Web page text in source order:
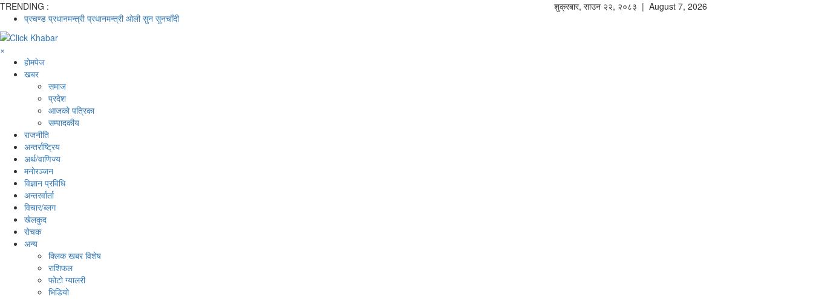
TRENDING :
प्रचण्ड प्रधानमन्त्री प्रधानमन्त्री ओली सुन सुनचाँदी
शुक्रबार, साउन २२, २०८३ | August 7, 2026
×
होमपेज
खबर
समाज
प्रदेश
आजको पत्रिका
सम्पादकीय
राजनीति
अन्तर्राष्ट्रिय
अर्थ/वाणिज्य
मनाेरञ्जन
विज्ञान प्रविधि
अन्तरर्वार्ता
विचार/ब्लग
खेलकुद
रोचक
अन्य
क्लिक खबर विशेष
राशिफल
फोटो ग्यालरी
भिडियो